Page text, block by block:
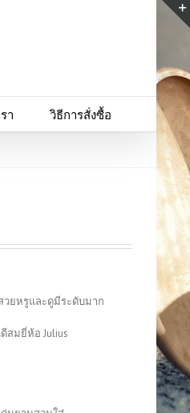
า วิธีการสั่งซื้อ
วยหรูและดูมีระดับมาก
สมยี่ห้อ Julius